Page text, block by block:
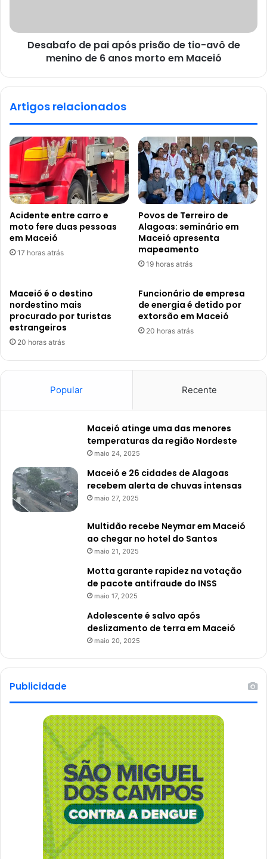
Desabafo de pai após prisão de tio-avô de
menino de 6 anos morto em Maceió
Artigos relacionados
Acidente entre carro e
moto fere duas pessoas
em Maceió
17 horas atrás
Povos de Terreiro de
Alagoas: seminário em
Maceió apresenta
mapeamento
19 horas atrás
Maceió é o destino
nordestino mais
procurado por turistas
estrangeiros
20 horas atrás
Funcionário de empresa
de energia é detido por
extorsão em Maceió
20 horas atrás
Popular Recente
Maceió atinge uma das menores
temperaturas da região Nordeste
maio 24, 2025
Maceió e 26 cidades de Alagoas
recebem alerta de chuvas intensas
maio 27, 2025
Multidão recebe Neymar em Maceió
ao chegar no hotel do Santos
maio 21, 2025
Motta garante rapidez na votação
de pacote antifraude do INSS
maio 17, 2025
Adolescente é salvo após
deslizamento de terra em Maceió
maio 20, 2025
Publicidade